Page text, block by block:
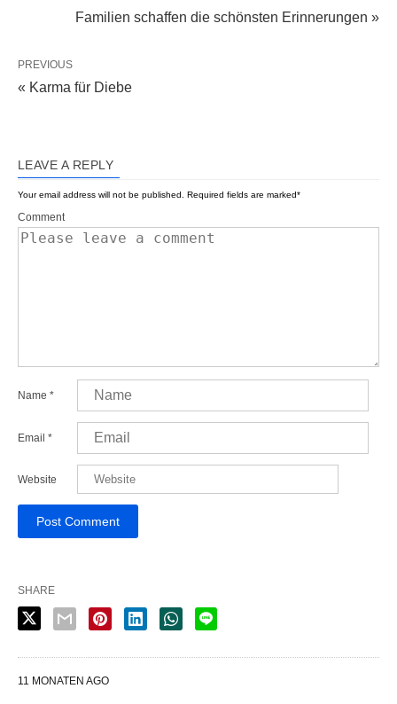
Familien schaffen die schönsten Erinnerungen »
PREVIOUS
« Karma für Diebe
LEAVE A REPLY
Your email address will not be published. Required fields are marked*
Comment
Name *
Email *
Website
SHARE
11 MONATEN AGO